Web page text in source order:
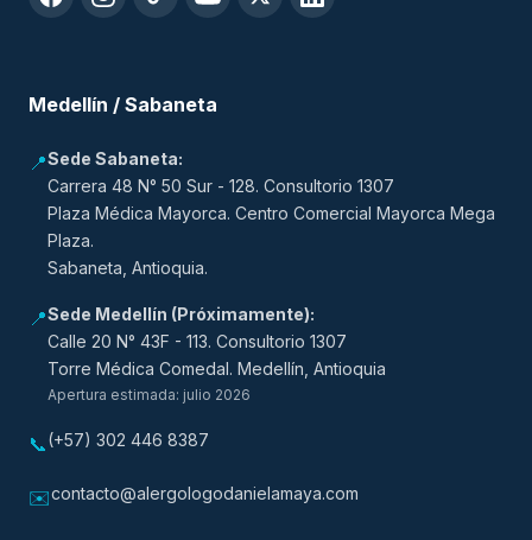
Medellín / Sabaneta
📍Sede Sabaneta:
Carrera 48 N° 50 Sur - 128. Consultorio 1307
Plaza Médica Mayorca. Centro Comercial Mayorca Mega
Plaza.
Sabaneta, Antioquia.
📍Sede Medellín (Próximamente):
Calle 20 N° 43F - 113. Consultorio 1307
Torre Médica Comedal. Medellín, Antioquia
Apertura estimada: julio 2026
📞(+57) 302 446 8387
✉️contacto@alergologodanielamaya.com